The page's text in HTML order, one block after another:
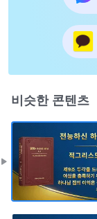
비슷한 콘텐츠